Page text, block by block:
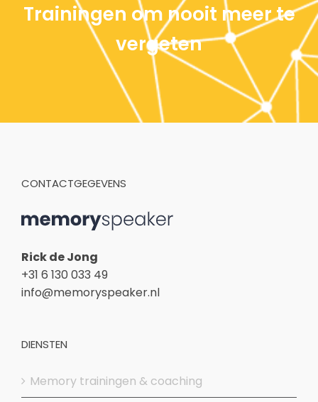
Trainingen om nooit meer te
vergeten
CONTACTGEGEVENS
Rick de Jong
+31 6 130 033 49
info@memoryspeaker.nl
DIENSTEN
Memory trainingen & coaching